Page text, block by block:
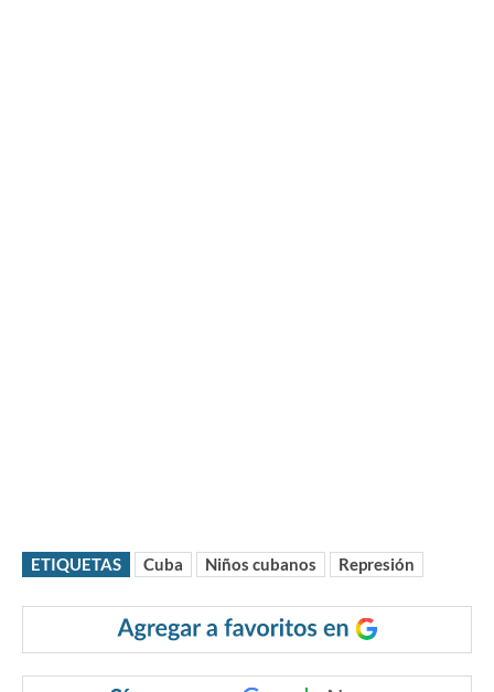
ETIQUETAS Cuba Niños cubanos Represión